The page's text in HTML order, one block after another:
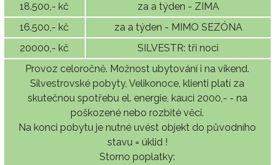
18.500,- kč
za a týden - ZIMA
16.500,- kč
za a týden - MIMO SEZÓNA
20000,- kč
SILVESTR: tři noci
Provoz celoročně. Možnost ubytování i na víkend.
Silvestrovské pobyty, Velikonoce, klienti platí za
skutečnou spotřebu el. energie, kauci 2000,- - na
poškozené nebo rozbité věci.
Na konci pobytu je nutné uvést objekt do původního
stavu = úklid !
Storno poplatky: